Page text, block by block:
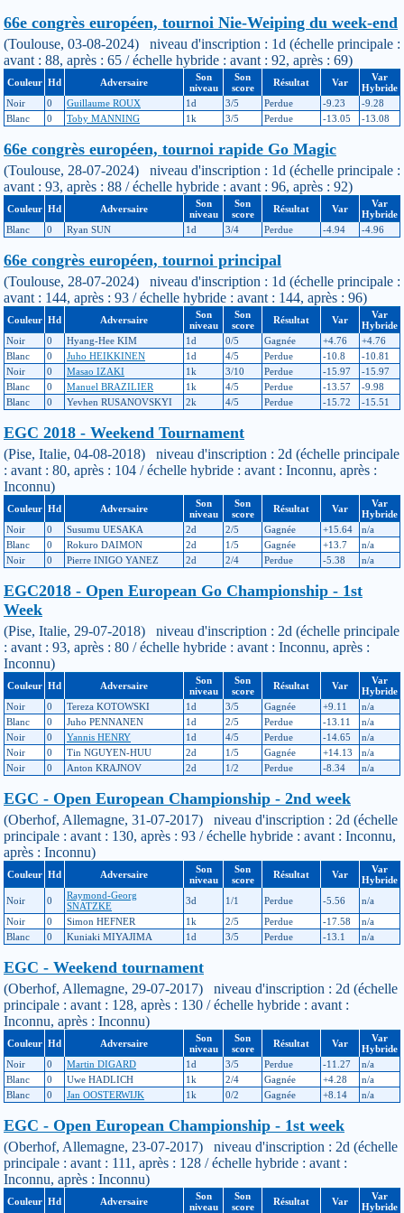
66e congrès européen, tournoi Nie-Weiping du week-end
(Toulouse, 03-08-2024) niveau d'inscription : 1d (échelle principale :
avant : 88, après : 65 / échelle hybride : avant : 92, après : 69)
Couleur Hd Adversaire
Son
niveau
Son
score
Résultat Var
Var
Hybride
Noir
0 Guillaume ROUX 1d 3/5 Perdue -9.23
-9.28
Blanc
0 Toby MANNING 1k 3/5 Perdue -13.05 -13.08
66e congrès européen, tournoi rapide Go Magic
(Toulouse, 28-07-2024) niveau d'inscription : 1d (échelle principale :
avant : 93, après : 88 / échelle hybride : avant : 96, après : 92)
Couleur Hd Adversaire
Son
niveau
Son
score
Résultat Var
Var
Hybride
Blanc
0 Ryan SUN 1d 3/4 Perdue -4.94 -4.96
66e congrès européen, tournoi principal
(Toulouse, 28-07-2024) niveau d'inscription : 1d (échelle principale :
avant : 144, après : 93 / échelle hybride : avant : 144, après : 96)
Couleur Hd Adversaire
Son
niveau
Son
score
Résultat Var
Var
Hybride
Noir
0 Hyang-Hee KIM 1d 0/5 Gagnée +4.76
+4.76
Blanc
0 Juho HEIKKINEN 1d 4/5 Perdue -10.8
-10.81
Noir
0 Masao IZAKI 1k 3/10 Perdue -15.97
-15.97
Blanc
0 Manuel BRAZILIER 1k 4/5 Perdue -13.57
-9.98
Blanc
0 Yevhen RUSANOVSKYI 2k 4/5 Perdue -15.72 -15.51
EGC 2018 - Weekend Tournament
(Pise, Italie, 04-08-2018) niveau d'inscription : 2d (échelle principale
: avant : 80, après : 104 / échelle hybride : avant : Inconnu, après :
Inconnu)
Couleur Hd Adversaire
Son
niveau
Son
score
Résultat Var
Var
Hybride
Noir
0 Susumu UESAKA 2d 2/5 Gagnée +15.64
n/a
Blanc
0 Rokuro DAIMON 2d 1/5 Gagnée +13.7
n/a
Noir
0 Pierre INIGO YANEZ 2d 2/4 Perdue -5.38 n/a
EGC2018 - Open European Go Championship - 1st
Week
(Pise, Italie, 29-07-2018) niveau d'inscription : 2d (échelle principale
: avant : 93, après : 80 / échelle hybride : avant : Inconnu, après :
Inconnu)
Couleur Hd Adversaire
Son
niveau
Son
score
Résultat Var
Var
Hybride
Noir
0 Tereza KOTOWSKI 1d 3/5 Gagnée +9.11
n/a
Blanc
0 Juho PENNANEN 1d 2/5 Perdue -13.11
n/a
Noir
0 Yannis HENRY 1d 4/5 Perdue -14.65
n/a
Noir
0 Tin NGUYEN-HUU 2d 1/5 Gagnée +14.13
n/a
Noir
0 Anton KRAJNOV 2d 1/2 Perdue -8.34 n/a
EGC - Open European Championship - 2nd week
(Oberhof, Allemagne, 31-07-2017) niveau d'inscription : 2d (échelle
principale : avant : 130, après : 93 / échelle hybride : avant : Inconnu,
après : Inconnu)
Couleur Hd Adversaire
Son
niveau
Son
score
Résultat Var
Var
Hybride
Noir
0
Raymond-Georg
SNATZKE
3d 1/1 Perdue -5.56
n/a
Noir
0 Simon HEFNER 1k 2/5 Perdue -17.58
n/a
Blanc
0 Kuniaki MIYAJIMA 1d 3/5 Perdue -13.1 n/a
EGC - Weekend tournament
(Oberhof, Allemagne, 29-07-2017) niveau d'inscription : 2d (échelle
principale : avant : 128, après : 130 / échelle hybride : avant :
Inconnu, après : Inconnu)
Couleur Hd Adversaire
Son
niveau
Son
score
Résultat Var
Var
Hybride
Noir
0 Martin DIGARD 1d 3/5 Perdue -11.27
n/a
Blanc
0 Uwe HADLICH 1k 2/4 Gagnée +4.28
n/a
Blanc
0 Jan OOSTERWIJK 1k 0/2 Gagnée +8.14 n/a
EGC - Open European Championship - 1st week
(Oberhof, Allemagne, 23-07-2017) niveau d'inscription : 2d (échelle
principale : avant : 111, après : 128 / échelle hybride : avant :
Inconnu, après : Inconnu)
Couleur Hd Adversaire
Son
niveau
Son
score
Résultat Var
Var
Hybride